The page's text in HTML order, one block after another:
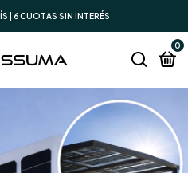
| 6 CUOTAS SIN INTERÉS
0